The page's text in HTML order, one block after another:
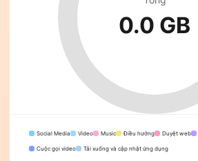
0.0 GB
Social Media Video Music Điều hướng Duyệt web
Cuộc gọi video Tải xuống và cập nhật ứng dụng